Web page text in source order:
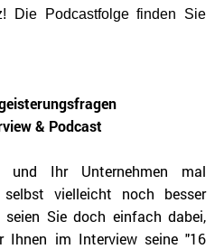
Die Podcastfolge finden Sie
& Podcast
Ihr Unternehmen mal
vielleicht noch besser
seien Sie doch einfach dabei,
Ihnen im Interview seine "16